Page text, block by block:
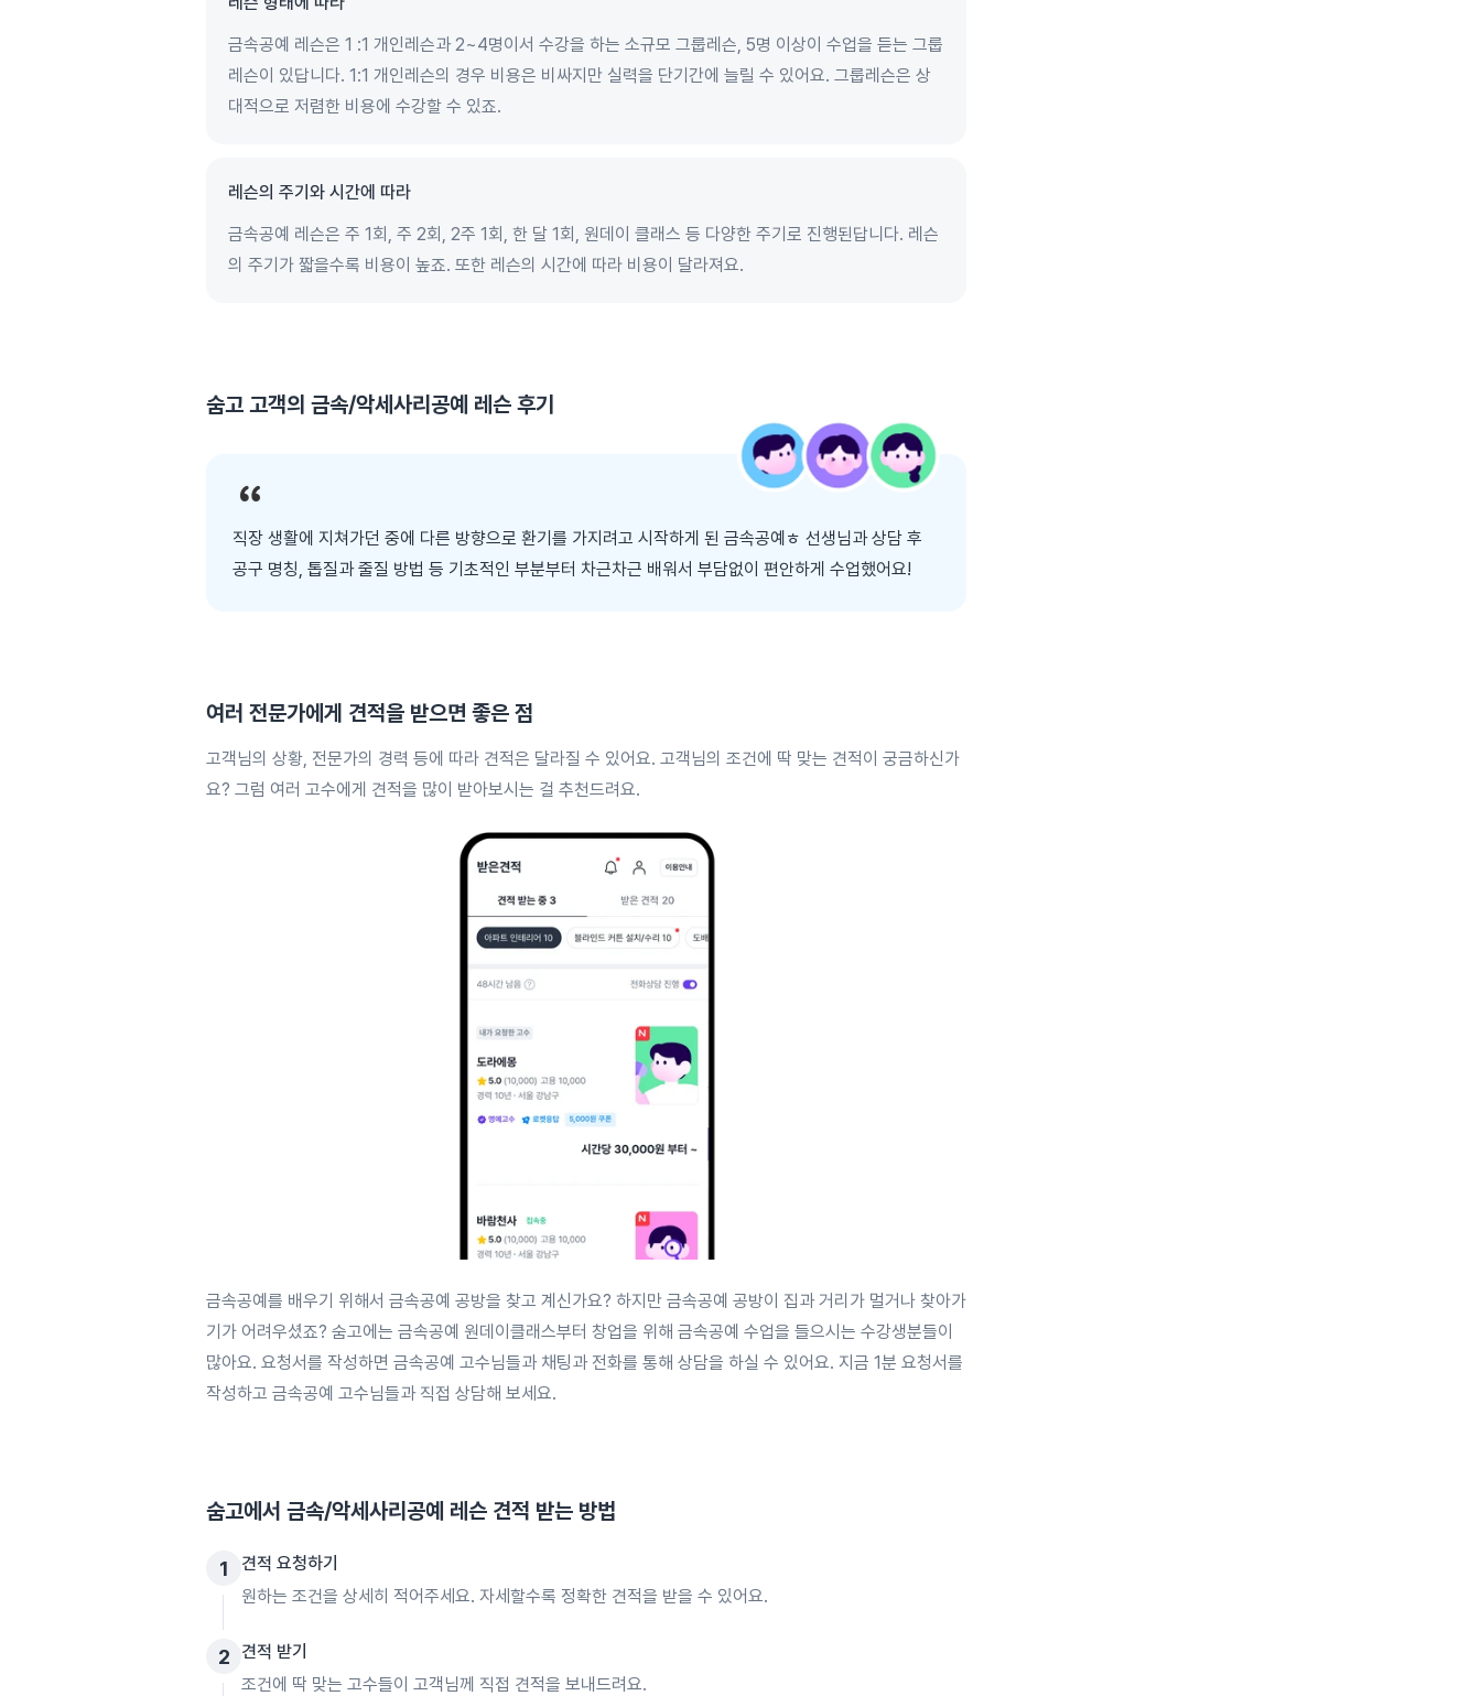
금속공예 레슨은 1 :1 개인레슨과 2~4명이서 수강을 하는 소규모 그룹레슨, 5명 이상이 수업을 듣는 그룹
레슨이 있답니다. 1:1 개인레슨의 경우 비용은 비싸지만 실력을 단기간에 늘릴 수 있어요. 그룹레슨은 상
대적으로 저렴한 비용에 수강할 수 있죠.
레슨의 주기와 시간에 따라
금속공예 레슨은 주 1회, 주 2회, 2주 1회, 한 달 1회, 원데이 클래스 등 다양한 주기로 진행된답니다. 레슨
의 주기가 짧을수록 비용이 높죠. 또한 레슨의 시간에 따라 비용이 달라져요.
숨고 고객의 금속/악세사리공예 레슨 후기
직장 생활에 지쳐가던 중에 다른 방향으로 환기를 가지려고 시작하게 된 금속공예ㅎ 선생님과 상담 후
공구 명칭, 톱질과 줄질 방법 등 기초적인 부분부터 차근차근 배워서 부담없이 편안하게 수업했어요!
여러 전문가에게 견적을 받으면 좋은 점
고객님의 상황, 전문가의 경력 등에 따라 견적은 달라질 수 있어요. 고객님의 조건에 딱 맞는 견적이 궁금하신가
요? 그럼 여러 고수에게 견적을 많이 받아보시는 걸 추천드려요.
금속공예를 배우기 위해서 금속공예 공방을 찾고 계신가요? 하지만 금속공예 공방이 집과 거리가 멀거나 찾아가
기가 어려우셨죠? 숨고에는 금속공예 원데이클래스부터 창업을 위해 금속공예 수업을 들으시는 수강생분들이
많아요. 요청서를 작성하면 금속공예 고수님들과 채팅과 전화를 통해 상담을 하실 수 있어요. 지금 1분 요청서를
작성하고 금속공예 고수님들과 직접 상담해 보세요.
숨고에서 금속/악세사리공예 레슨 견적 받는 방법
1
견적 요청하기
원하는 조건을 상세히 적어주세요. 자세할수록 정확한 견적을 받을 수 있어요.
2
견적 받기
조건에 딱 맞는 고수들이 고객님께 직접 견적을 보내드려요.